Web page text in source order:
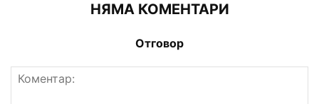
НЯМА КОМЕНТАРИ
Отговор